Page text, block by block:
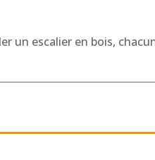
un escalier en bois,